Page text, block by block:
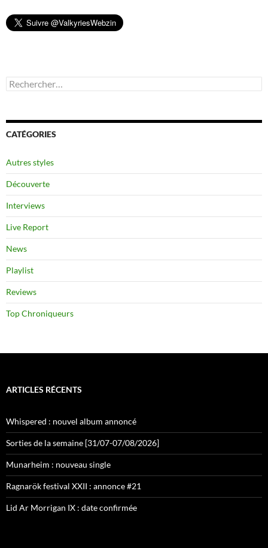
Rechercher :
CATÉGORIES
Autres styles
Découverte
Interviews
Live Report
News
Playlist
Reviews
Top Chroniqueurs
ARTICLES RÉCENTS
Whispered : nouvel album annoncé
Sorties de la semaine [31/07-07/08/2026]
Munarheim : nouveau single
Ragnarök festival XXII : annonce #21
Lid Ar Morrigan IX : date confirmée